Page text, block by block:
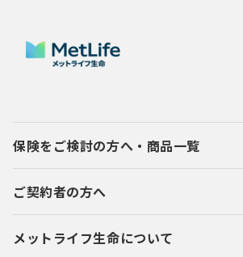
保険をご検討の方へ・商品一覧
ご契約者の方へ
メットライフ生命について